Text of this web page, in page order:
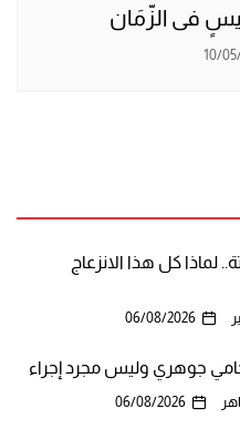
فى الزّمَان
10/
لماذا كل هذا الانزعاج
06/08/2026
جوهري وليس مجرد إجراء
06/08/2026